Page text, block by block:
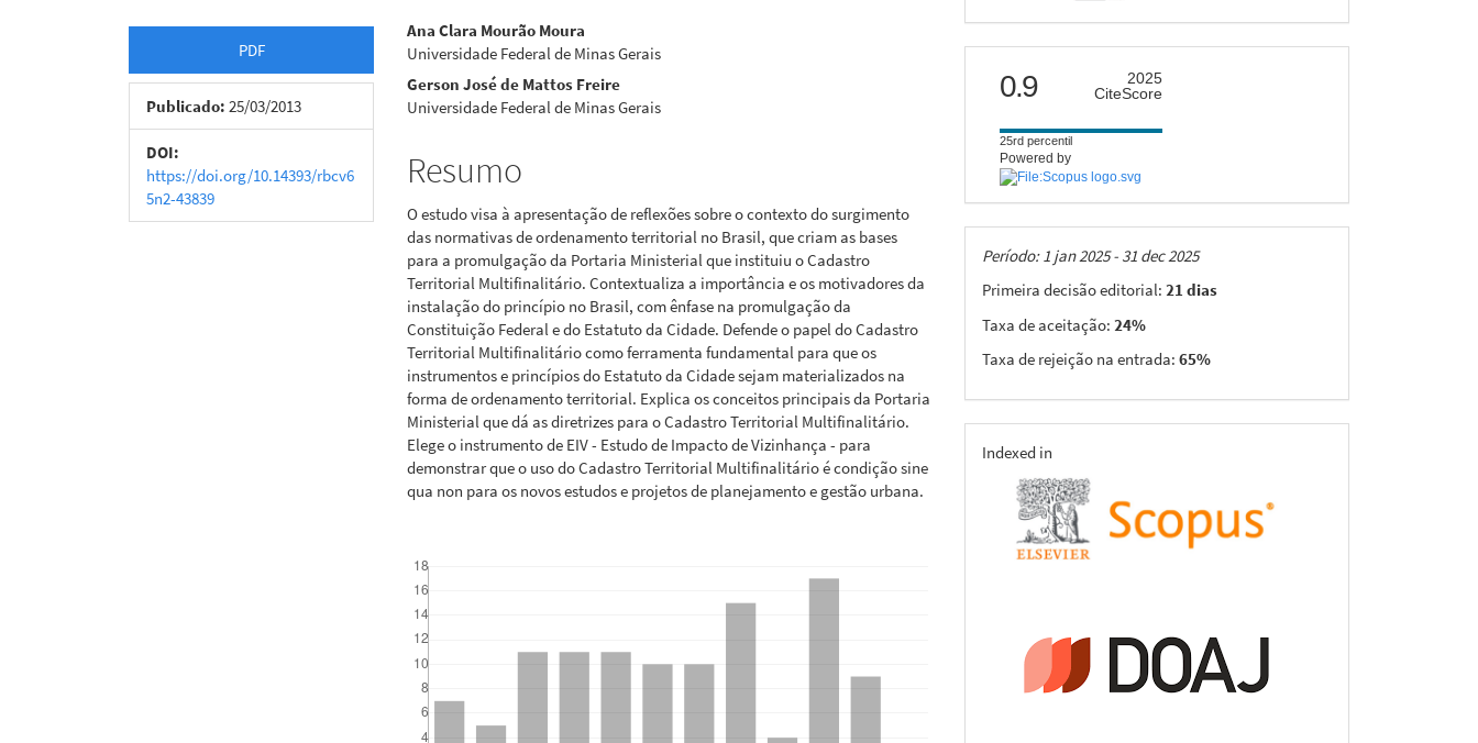
Barra
lateral
de
artigos
PDF
Publicado: 25/03/2013
DOI:
https://doi.org/10.14393/rbcv6
5n2-43839
Conteúdo
do
artigo
principal
Ana Clara Mourão Moura
Universidade Federal de Minas Gerais
Gerson José de Mattos Freire
Universidade Federal de Minas Gerais
Resumo
O estudo visa à apresentação de reflexões sobre o contexto do surgimento
das normativas de ordenamento territorial no Brasil, que criam as bases
para a promulgação da Portaria Ministerial que instituiu o Cadastro
Territorial Multifinalitário. Contextualiza a importância e os motivadores da
instalação do princípio no Brasil, com ênfase na promulgação da
Constituição Federal e do Estatuto da Cidade. Defende o papel do Cadastro
Territorial Multifinalitário como ferramenta fundamental para que os
instrumentos e princípios do Estatuto da Cidade sejam materializados na
forma de ordenamento territorial. Explica os conceitos principais da Portaria
Ministerial que dá as diretrizes para o Cadastro Territorial Multifinalitário.
Elege o instrumento de EIV - Estudo de Impacto de Vizinhança - para
demonstrar que o uso do Cadastro Territorial Multifinalitário é condição sine
qua non para os novos estudos e projetos de planejamento e gestão urbana.
citescore
0.9
2025
CiteScore
25rd percentil
Powered by
Taxas
Período: 1 jan 2025 - 31 dec 2025
Primeira decisão editorial: 21 dias
Taxa de aceitação: 24%
Taxa de rejeição na entrada: 65%
indexing
Indexed in